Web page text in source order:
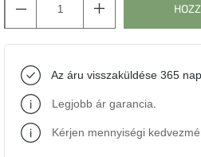
Tenzo
Ame
Yens
Az áru visszaküldése 365
Legjobb ár garancia
Kérjen mennyiségi